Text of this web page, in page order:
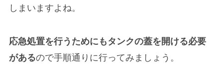
しまいますよね。
応急処置を行うためにもタンクの蓋を開ける必要
があるので手順通りに行ってみましょう。